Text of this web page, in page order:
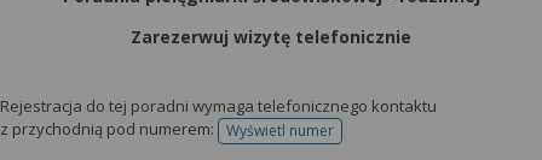
Zarezerwuj wizytę telefonicznie
Rejestracja do tej poradni wymaga telefonicznego kontaktu
z przychodnią pod numerem:
Wyświetl numertelefonu do rejestracji